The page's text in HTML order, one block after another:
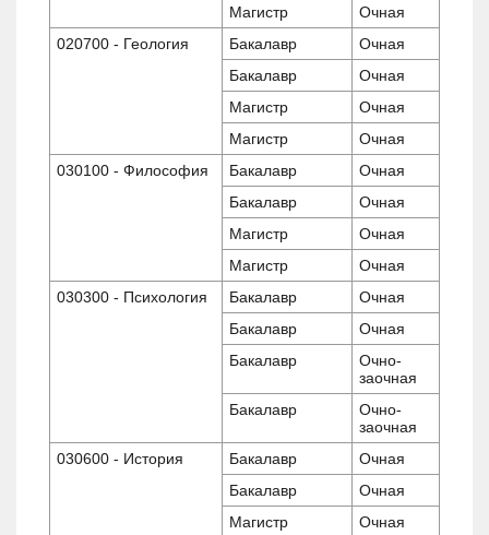
Магистр
Очная
020700 - Геология
Бакалавр
Очная
Бакалавр
Очная
Магистр
Очная
Магистр
Очная
030100 - Философия
Бакалавр
Очная
Бакалавр
Очная
Магистр
Очная
Магистр
Очная
030300 - Психология
Бакалавр
Очная
Бакалавр
Очная
Бакалавр
Очно-
заочная
Бакалавр
Очно-
заочная
030600 - История
Бакалавр
Очная
Бакалавр
Очная
Магистр
Очная